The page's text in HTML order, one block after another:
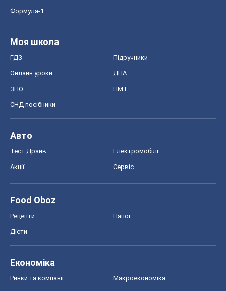
Формула-1
Моя школа
ГДЗ Підручники
Онлайн уроки ДПА
ЗНО НМТ
СНД посібники
Авто
Тест Драйв Електромобілі
Акції Сервіс
Food Oboz
Рецепти Напої
Дієти
Економіка
Ринки та компанії Макроекономіка